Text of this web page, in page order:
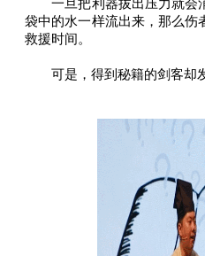
一旦把利器拔出压力就会
袋中的水一样流出来，那么伤
救援时间。
可是，得到秘籍的剑客却发